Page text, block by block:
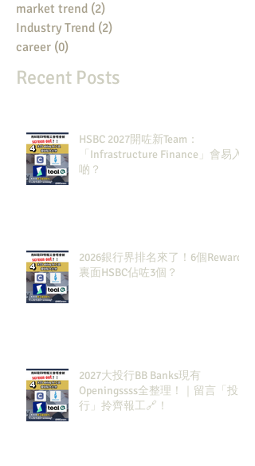
market trend (2)
Industry Trend (2)
career (0)
Recent Posts
HSBC 2027開咗新Team：
「Infrastructure Finance」會易入
啲？
2026銀行界排名來了！6個Rewards
裏面HSBC佔咗3個？
2027大投行BB Banks現有
Openingssss全整理！｜留言「投
行」拎齊報工🔗！